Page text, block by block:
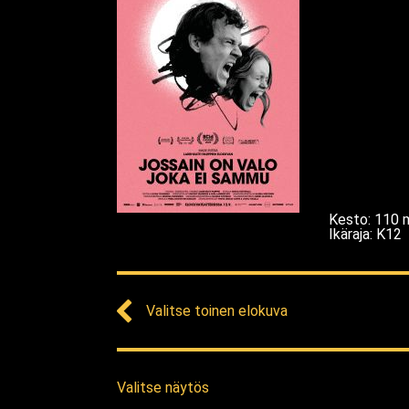
Kesto: 110
Ikäraja: K12
Valitse toinen elokuva
Valitse näytös